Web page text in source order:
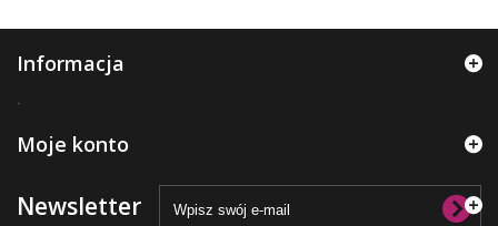
Informacja
.
Moje konto
Newsletter